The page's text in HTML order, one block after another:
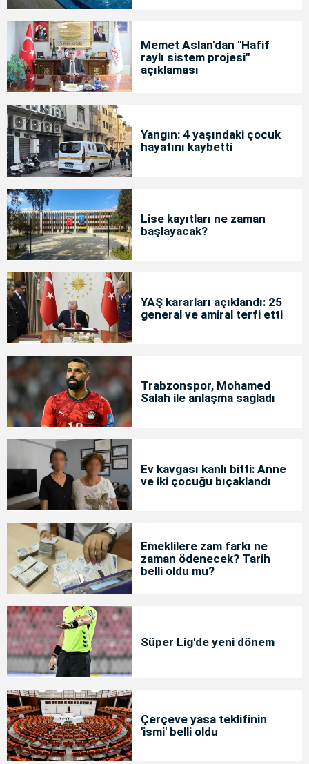
Memet Aslan'dan "Hafif
raylı sistem projesi"
açıklaması
Yangın: 4 yaşındaki çocuk
hayatını kaybetti
Lise kayıtları ne zaman
başlayacak?
YAŞ kararları açıklandı: 25
general ve amiral terfi etti
Trabzonspor, Mohamed
Salah ile anlaşma sağladı
Ev kavgası kanlı bitti: Anne
ve iki çocuğu bıçaklandı
Emeklilere zam farkı ne
zaman ödenecek? Tarih
belli oldu mu?
Süper Lig'de yeni dönem
Çerçeve yasa teklifinin
'ismi' belli oldu